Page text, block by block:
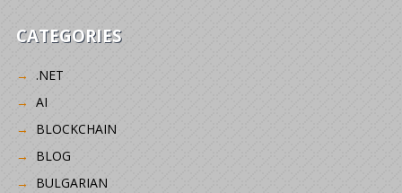
CATEGORIES
.NET
AI
BLOCKCHAIN
BLOG
BULGARIAN